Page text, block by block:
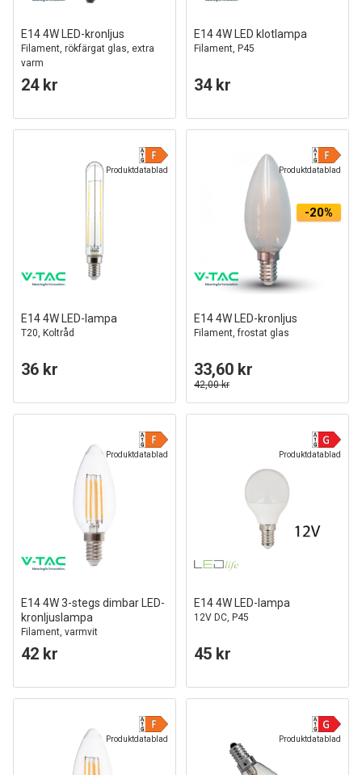
E14 4W LED-kronljus
Filament, rökfärgat glas, extra
varm
24 kr
E14 4W LED klotlampa
Filament, P45
34 kr
Produktdatablad
E14 4W LED-lampa
T20, Koltråd
36 kr
Produktdatablad
-20%
E14 4W LED-kronljus
Filament, frostat glas
33,60 kr
42,00 kr
Produktdatablad
E14 4W 3-stegs dimbar LED-
kronljuslampa
Filament, varmvit
42 kr
Produktdatablad
E14 4W LED-lampa
12V DC, P45
45 kr
Produktdatablad Produktdatablad